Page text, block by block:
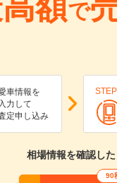
で
車情報を
入力して
定申し込み
STEP
相場情報を確認し
90